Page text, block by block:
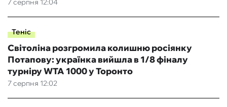
7 серпня 12:04
Теніс
7 серпня 12:02
Світоліна розгромила колишню росіянку
Потапову: українка вийшла в 1/8 фіналу
турніру WTA 1000 у Торонто